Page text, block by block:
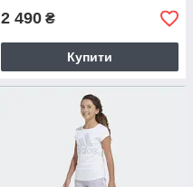
2 490 ₴
Купити